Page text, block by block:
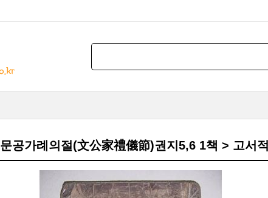
문공가례의절(文公家禮儀節)권지5,6 1책 > 고서적